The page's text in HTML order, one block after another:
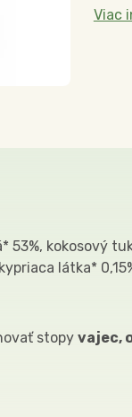
Viac
53%, kokosový
látka*
stopy vajec,